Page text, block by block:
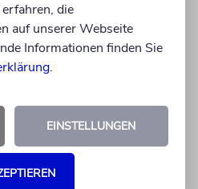
die
auf unserer Webseite
Informationen finden Sie
.
EINSTELLUNGEN